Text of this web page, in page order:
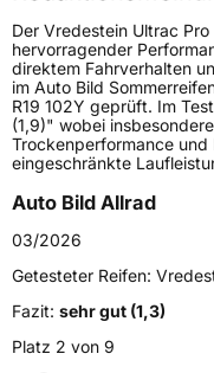
Höchstgeschwindigkeit
Lastindex110
Höchstlast1060 kg
Gewicht (in kg)19,286
Fahrzeugtyp
Verwendung
Modellname
Ultrac Pro
Fahrzeugart
Der Vredestein Ultrac
hervorragender
direktem Fahrverhalten
im Auto Bild
R19 102Y geprüft. Im
(1,9)" wobei
Trockenperformance
eingeschränkte
Auto Bild Allrad
03/2026
Getesteter Reifen:
Fazit: sehr gut (1,3)
Platz 2 von 9